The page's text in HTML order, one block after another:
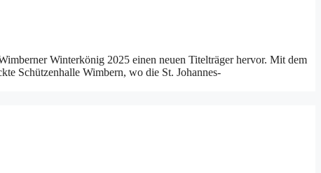
Winterkönig 2025 einen neuen Titelträger hervor. Mit dem
Schützenhalle Wimbern, wo die St. Johannes-